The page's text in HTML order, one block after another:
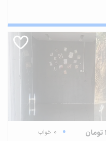
قیمت: 17,000,000 تومان
0 خواب